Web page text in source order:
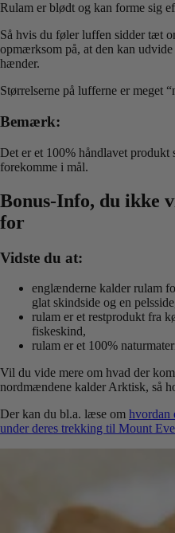
Rulam er blødt og kan forme sig
Så hvis du føler luffen sidder tæt
opmærksom på, at den kan
hænder.
Størrelserne på lufferne er meget
Bemærk:
Det er et 100% håndlavet produkt
forekomme i mål.
Bonus-Info, du ikke
for
Vidste du at:
englænderne kalder rulam
glat skindside og en
rulam er et restprodukt fra
fiskeskind,
rulam er et 100%
Vil du vide mere om hvad der
nordmændene kalder Arktisk, så
Der kan du bl.a. læse om hvordan
under deres trekking til Mount